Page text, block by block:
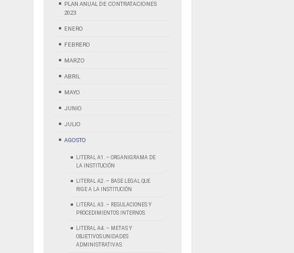
PLAN ANUAL DE CONTRATACIONES
2023
ENERO
FEBRERO
MARZO
ABRIL
MAYO
JUNIO
JULIO
AGOSTO
LITERAL A1. – ORGANIGRAMA DE
LA INSTITUCIÓN
LITERAL A2. – BASE LEGAL QUE
RIGE A LA INSTITUCIÓN
LITERAL A3. – REGULACIONES Y
PROCEDIMIENTOS INTERNOS
LITERAL A4. – METAS Y
OBJETIVOS UNIDADES
ADMINISTRATIVAS